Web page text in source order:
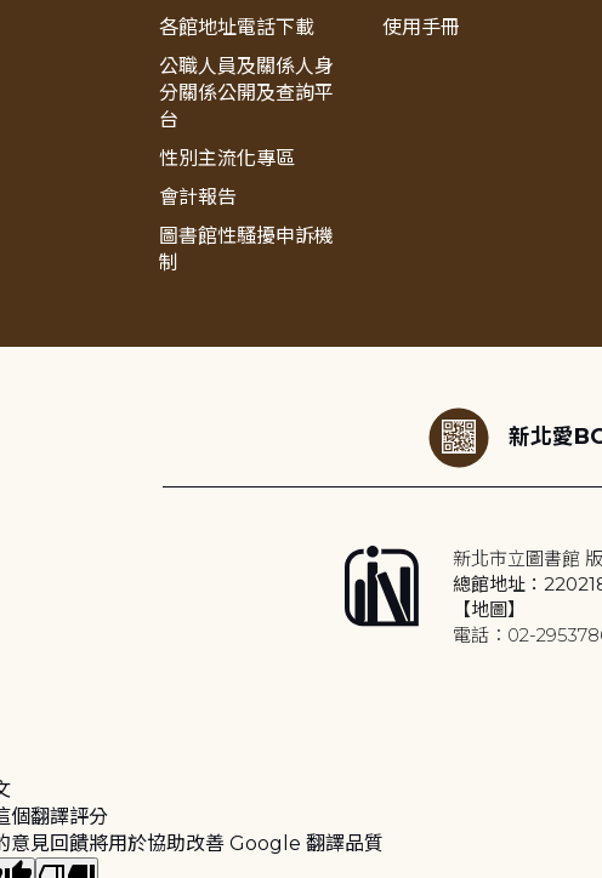
各館地址電話下載
公職人員及關係人身
分關係公開及查詢平
台
性別主流化專區
會計報告
圖書館性騷擾申訴機
制
使用手冊
新北愛
新北市立圖書館
總館地址：
【地圖】
電話：02-
個翻譯評分
意見回饋將用於協助改善 Google 翻譯品質